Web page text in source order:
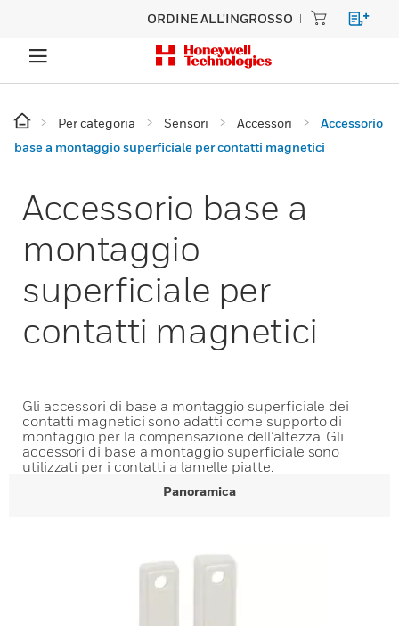
ORDINE ALL'INGROSSO
Per categoria Sensori Accessori
Accessorio
base a montaggio superficiale per contatti magnetici
Accessorio base a
montaggio
superficiale per
contatti magnetici
Gli accessori di base a montaggio superficiale dei
contatti magnetici sono adatti come supporto di
montaggio per la compensazione dell’altezza. Gli
accessori di base a montaggio superficiale sono
utilizzati per i contatti a lamelle piatte.
Panoramica